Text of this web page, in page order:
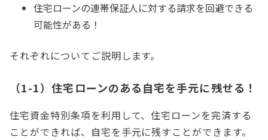
住宅ローンの連帯保証人に対する請求を回避できる
可能性がある！
それぞれについてご説明します。
（1-1）住宅ローンのある自宅を手元に残せる！
住宅資金特別条項を利用して、住宅ローンを完済する
ことができれば、自宅を手元に残すことができます。